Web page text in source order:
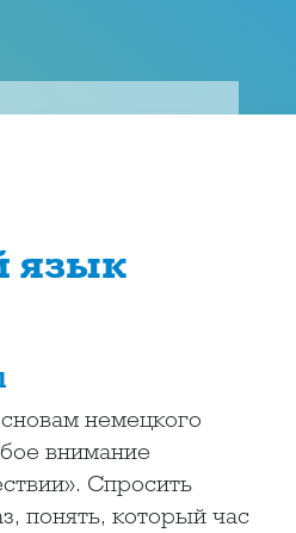
язык
немецкого
внимание
Спросить
понять, который час